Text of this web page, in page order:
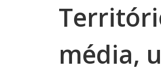
média,